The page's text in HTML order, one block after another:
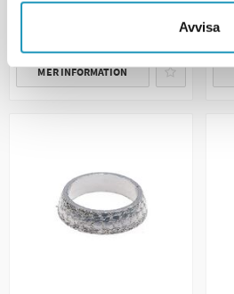
Avvisa
MER INFORMATION